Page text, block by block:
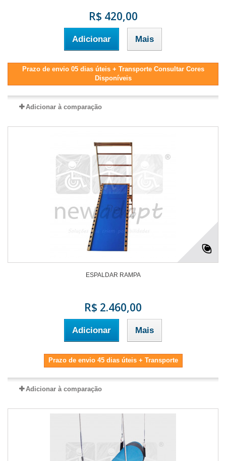
R$ 420,00
Adicionar Mais
Prazo de envio 05 dias úteis + Transporte Consultar Cores
Disponíveis
Adicionar à comparação
ESPALDAR RAMPA
R$ 2.460,00
Adicionar Mais
Prazo de envio 45 dias úteis + Transporte
Adicionar à comparação